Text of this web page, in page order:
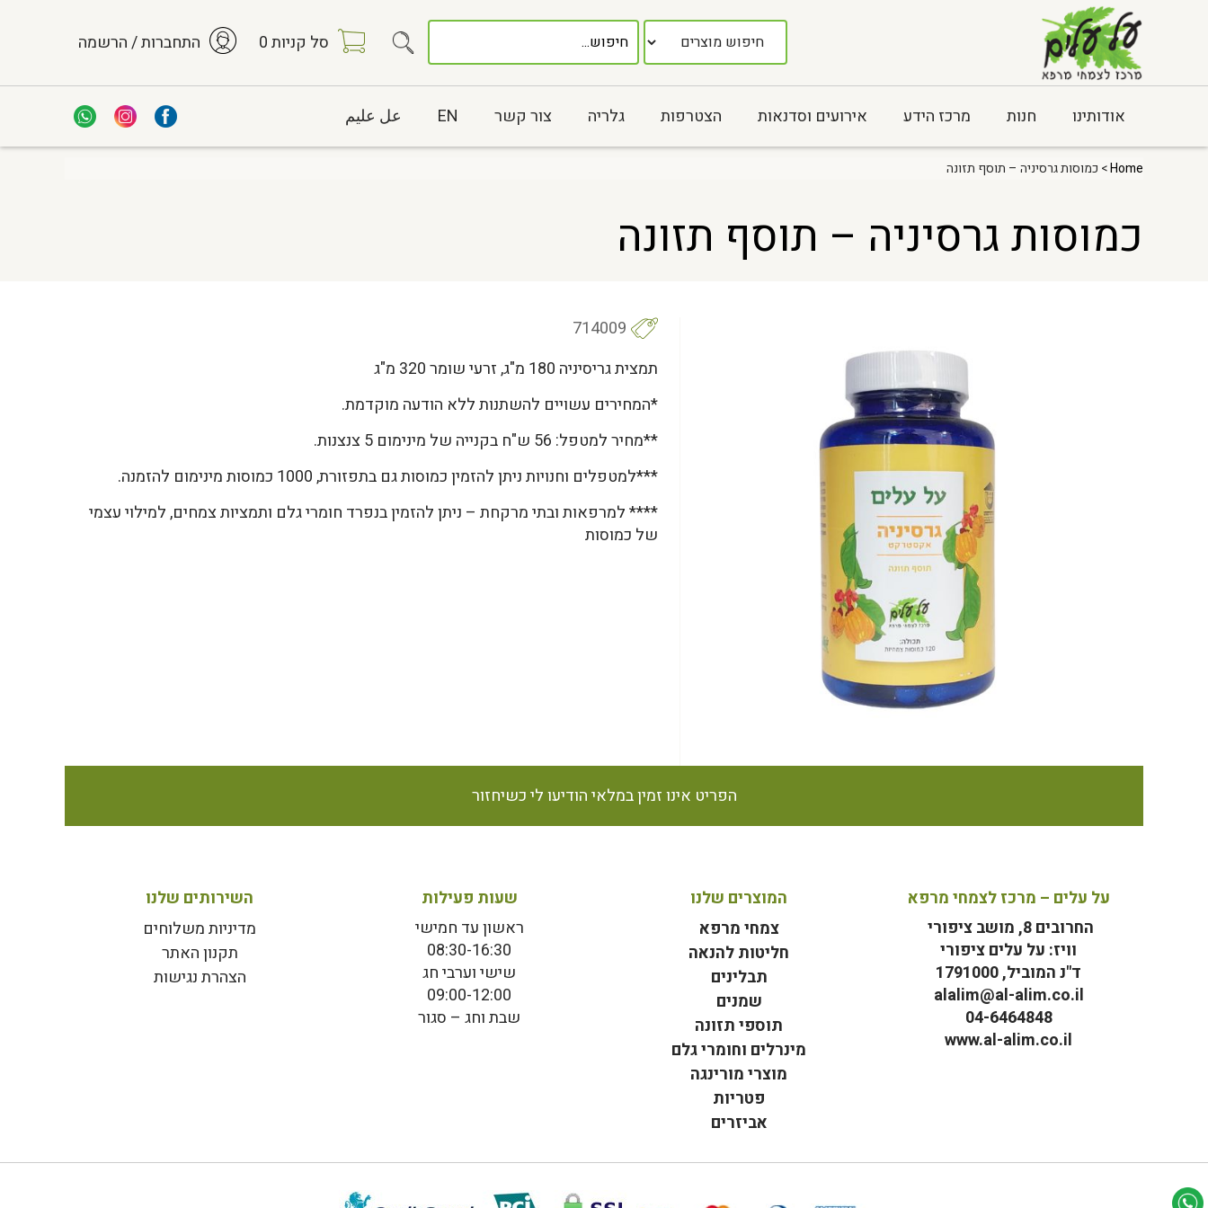
סל קניות0 התחברות / הרשמה
אודותינו חנות מרכז הידע אירועים וסדנאות הצטרפות גלריה צור קשר EN عل عليم
Home> כמוסות גרסיניה – תוסף תזונה
כמוסות גרסיניה – תוסף תזונה
714009
תמצית גריסיניה 180 מ"ג, זרעי שומר 320 מ"ג
*המחירים עשויים להשתנות ללא הודעה מוקדמת.
**מחיר למטפל: 56 ש"ח בקנייה של מינימום 5 צנצנות.
***למטפלים וחנויות ניתן להזמין כמוסות גם בתפזורת, 1000 כמוסות מינימום להזמנה.
**** למרפאות ובתי מרקחת – ניתן להזמין בנפרד חומרי גלם ותמציות צמחים, למילוי עצמי
של כמוסות
הפריט אינו זמין במלאי הודיעו לי כשיחזור
על עלים – מרכז לצמחי מרפא
החרובים 8, מושב ציפורי
וויז: על עלים ציפורי
ד"נ המוביל, 1791000
alalim@al-alim.co.il
04-6464848
www.al-alim.co.il
המוצרים שלנו
צמחי מרפא
חליטות להנאה
תבלינים
שמנים
תוספי תזונה
מינרלים וחומרי גלם
מוצרי מורינגה
פטריות
אביזרים
שעות פעילות
ראשון עד חמישי
08:30-16:30
שישי וערבי חג
09:00-12:00
שבת וחג – סגור
השירותים שלנו
מדיניות משלוחים
תקנון האתר
הצהרת נגישות